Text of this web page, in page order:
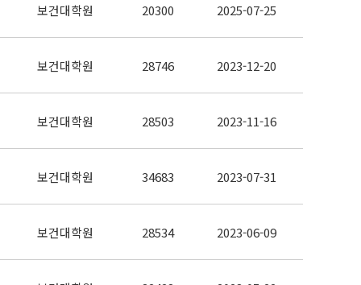
보건대학원 20300 2025-07-25
보건대학원 28746 2023-12-20
보건대학원 28503 2023-11-16
보건대학원 34683 2023-07-31
보건대학원 28534 2023-06-09